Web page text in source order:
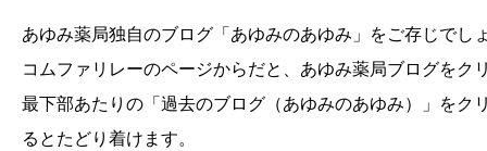
あゆみ薬局独自のブログ「あゆみのあゆみ」をご存じでし
コムファリレーのページからだと、あゆみ薬局ブログをク
最下部あたりの「過去のブログ（あゆみのあゆみ）」をク
るとたどり着けます。